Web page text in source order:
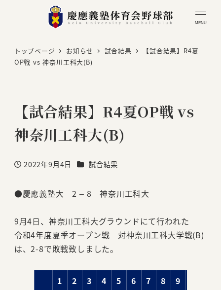
MENU
トップページ お知らせ 試合結果
【試合結果】R4夏
OP戦 vs 神奈川工科大(B)
【試合結果】R4夏OP戦 vs
神奈川工科大(B)
投稿日
2022年9月4日 カテゴリー
試合結果
●慶應義塾大 2 – 8 神奈川工科大
9月4日、神奈川工科大グラウンドにて行われた
令和4年度夏季オープン戦 対神奈川工科大学戦(B)
は、2-8で敗戦致しました。
1 2 3 4 5 6 7 8 9